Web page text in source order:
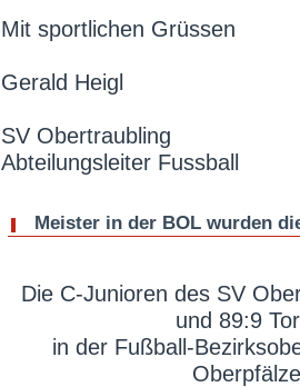
Mit sportlichen Grüssen
Gerald Heigl
SV Obertraubling
Abteilungsleiter Fussball
Meister in der BOL wurden
Die C-Junioren des SV
und 89:9
in der Fußball-